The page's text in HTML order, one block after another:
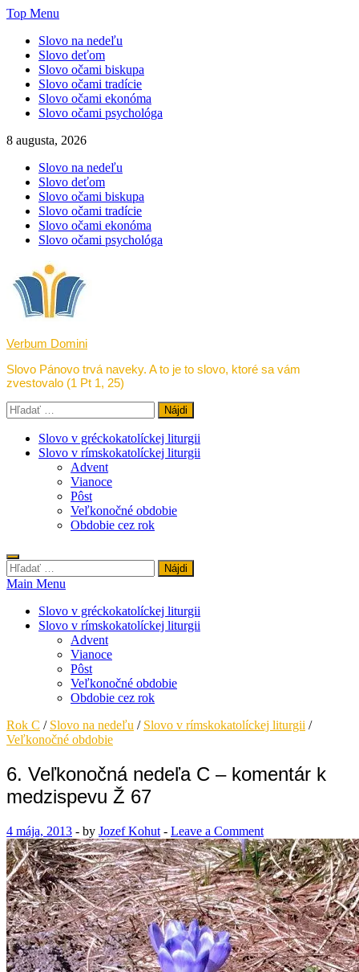
Skip
content
Top Menu
Slovo na nedeľu
Slovo deťom
Slovo očami biskupa
Slovo očami tradície
Slovo očami ekonóma
Slovo očami psychológa
8 augusta, 2026
Slovo na nedeľu
Slovo deťom
Slovo očami biskupa
Slovo očami tradície
Slovo očami ekonóma
Slovo očami psychológa
Verbum Domini
Slovo Pánovo trvá naveky. A to je to slovo, ktoré sa vám
zvestovalo (1 Pt 1, 25)
Hľadať:
Slovo v gréckokatolíckej liturgii
Slovo v rímskokatolíckej liturgii
Advent
Vianoce
Pôst
Veľkonočné obdobie
Obdobie cez rok
Hľadať:
Main Menu
Slovo v gréckokatolíckej liturgii
Slovo v rímskokatolíckej liturgii
Advent
Vianoce
Pôst
Veľkonočné obdobie
Obdobie cez rok
Rok C / Slovo na nedeľu / Slovo v rímskokatolíckej liturgii /
Veľkonočné obdobie
6. Veľkonočná nedeľa C – komentár k
medzispevu Ž 67
4 mája, 2013 - by Jozef Kohut - Leave a Comment